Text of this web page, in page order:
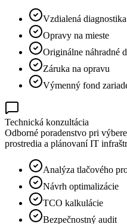
Vzdialená diagnostika
Opravy na mieste
Originálne náhradné
Záruka na opravu
Výmenný fond
Technická konzultácia
Odborné poradenstvo pri
prostredia a plánovaní IT
Analýza tlačového
Návrh optimalizácie
TCO kalkulácie
Bezpečnostný audit